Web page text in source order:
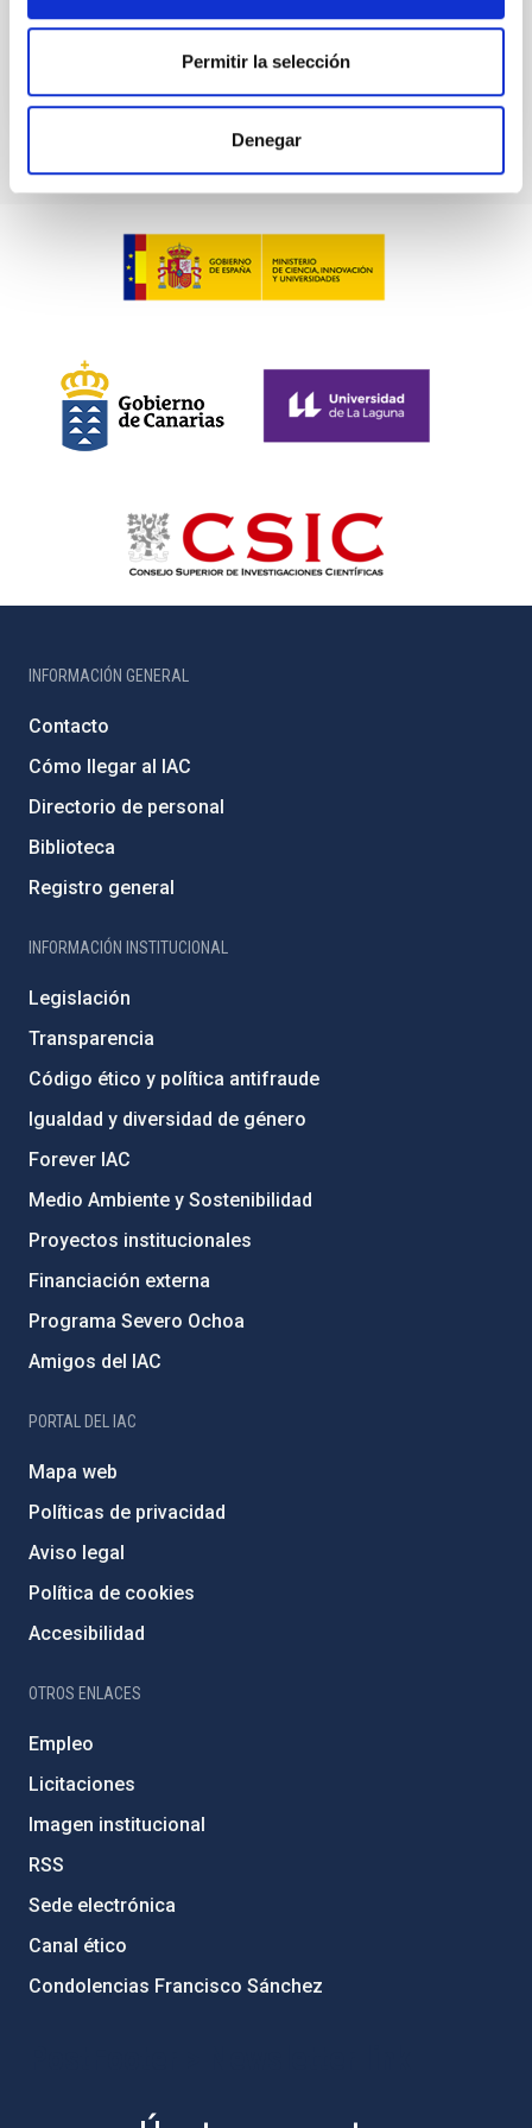
Permitir la selección
Denegar
NÚMERO DE CITAS 0
INFORMACIÓN GENERAL
Contacto
Cómo llegar al IAC
Directorio de personal
Biblioteca
Registro general
INFORMACIÓN INSTITUCIONAL
Legislación
Transparencia
Código ético y política antifraude
Igualdad y diversidad de género
Forever IAC
Medio Ambiente y Sostenibilidad
Proyectos institucionales
Financiación externa
Programa Severo Ochoa
Amigos del IAC
PORTAL DEL IAC
Mapa web
Políticas de privacidad
Aviso legal
Política de cookies
Accesibilidad
OTROS ENLACES
Empleo
Licitaciones
Imagen institucional
RSS
Sede electrónica
Canal ético
Condolencias Francisco Sánchez